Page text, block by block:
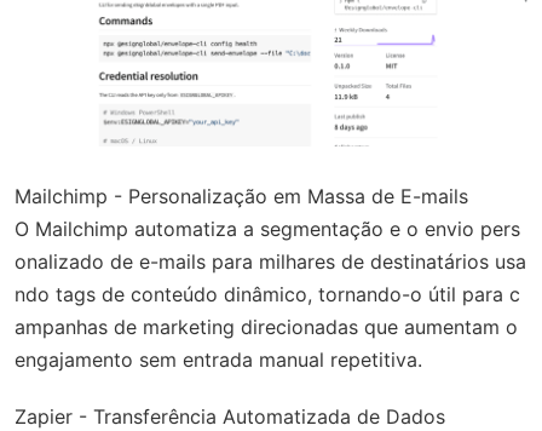
Mailchimp - Personalização em Massa de E-mails
O Mailchimp automatiza a segmentação e o envio pers
onalizado de e-mails para milhares de destinatários usa
ndo tags de conteúdo dinâmico, tornando-o útil para c
ampanhas de marketing direcionadas que aumentam o
engajamento sem entrada manual repetitiva.
Zapier - Transferência Automatizada de Dados